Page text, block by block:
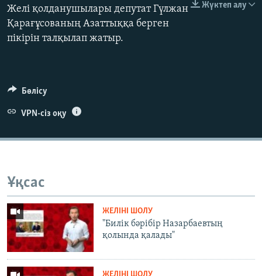
Басқа тілдерде
Жүктеп алу
Желі қолданушылары депутат Гүлжан
Қарағұсованың Азаттыққа берген
пікірін талқылап жатыр.
Бөлісу
VPN-сіз оқу
Ұқсас
ЖЕЛІНІ ШОЛУ
"Билік бәрібір Назарбаевтың
қолында қалады"